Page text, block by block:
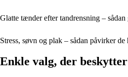
Glatte tænder efter tandrensning –
Stress, søvn og plak – sådan påvirker de
Enkle valg, der